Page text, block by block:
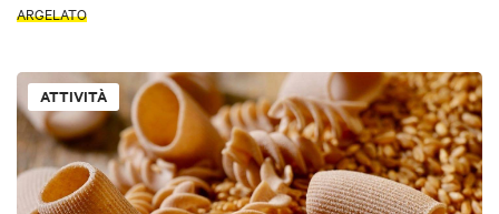
ARGELATO
ATTIVITÀ